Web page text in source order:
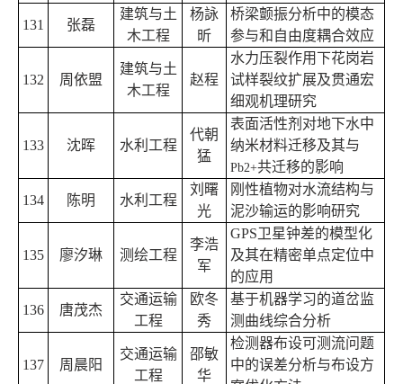
131 张磊
建筑与土
木工程
杨詠
昕
桥梁颤振分析中的模态
参与和自由度耦合效应
132 周依盟
建筑与土
木工程
赵程
水力压裂作用下花岗岩
试样裂纹扩展及贯通宏
细观机理研究
133 沈晖 水利工程
代朝
猛
表面活性剂对地下水中
纳米材料迁移及其与
Pb2+共迁移的影响
134 陈明 水利工程
刘曙
光
刚性植物对水流结构与
泥沙输运的影响研究
135 廖汐琳 测绘工程
李浩
军
GPS卫星钟差的模型化
及其在精密单点定位中
的应用
136 唐茂杰
交通运输
工程
欧冬
秀
基于机器学习的道岔监
测曲线综合分析
137 周晨阳
交通运输
工程
邵敏
华
检测器布设可测流问题
中的误差分析与布设方